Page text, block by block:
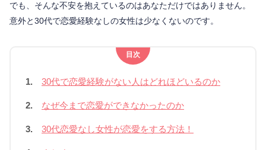
でも、そんな不安を抱えているのはあなただけではありません。
意外と30代で恋愛経験なしの女性は少なくないのです。
目次
1. 30代で恋愛経験がない人はどれほどいるのか
2. なぜ今まで恋愛ができなかったのか
3. 30代恋愛なし女性が恋愛をする方法！